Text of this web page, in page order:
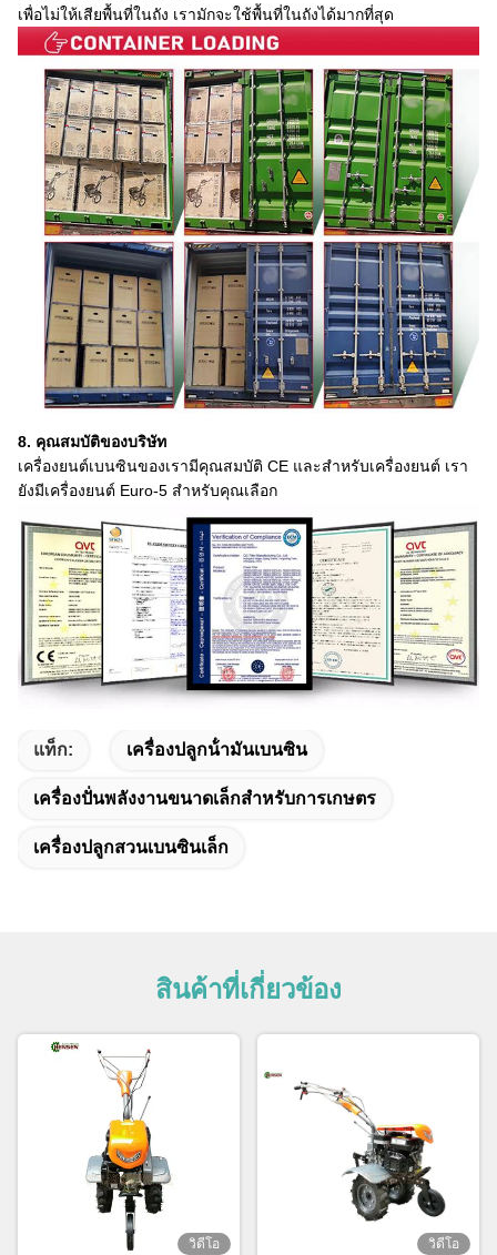
เพื่อไม่ให้เสียพื้นที่ในถัง เรามักจะใช้พื้นที่ในถังได้มากที่สุด
8. คุณสมบัติของบริษัท
เครื่องยนต์เบนซินของเรามีคุณสมบัติ CE และสําหรับเครื่องยนต์ เรา
ยังมีเครื่องยนต์ Euro-5 สําหรับคุณเลือก
แท็ก: เครื่องปลูกน้ํามันเบนซิน
เครื่องปั่นพลังงานขนาดเล็กสําหรับการเกษตร
เครื่องปลูกสวนเบนซินเล็ก
สินค้าที่เกี่ยวข้อง
วิดีโอ วิดีโอ